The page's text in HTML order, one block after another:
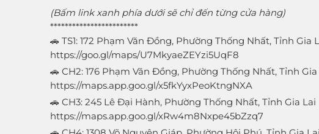
(Bấm link xanh phía dưới sẽ chỉ đến từng cửa hàng)
************************
🚗 TS1: 172 Phạm Văn Đồng, Phường Thống Nhất, Tỉnh Gia
https://goo.gl/maps/U7MkyaeZEYzi5UqF8
🚗 CH2: 176 Phạm Văn Đồng, Phường Thống Nhất, Tỉnh Gia
https://maps.app.goo.gl/x5fkYyxPeoKtngNXA
🚗 CH3: 245 Lê Đại Hành, Phường Thống Nhất, Tỉnh Gia Lai
https://maps.app.goo.gl/xRw4m8Nxpe45bZzq7